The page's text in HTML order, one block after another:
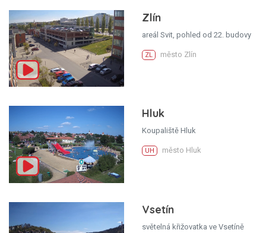
Zlín
areál Svit, pohled od 22. budovy
ZL město Zlín
Hluk
Koupaliště Hluk
UH město Hluk
Vsetín
světelná křižovatka ve Vsetíně